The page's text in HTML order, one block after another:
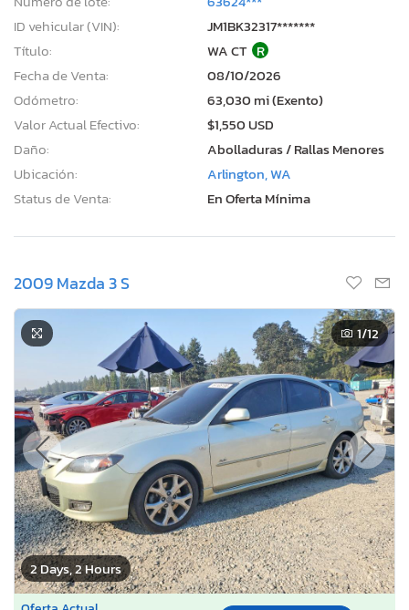
ID vehicular (VIN):
JM1BK32317*******
Título:
WA CT R
Fecha de Venta:
08/10/2026
Odómetro:
63,030 mi (Exento)
Valor Actual Efectivo:
$1,550 USD
Daño:
Abolladuras / Rallas Menores
Ubicación:
Arlington, WA
Status de Venta:
En Oferta Mínima
2009 Mazda 3 S
2 Days, 2 Hours
1/12